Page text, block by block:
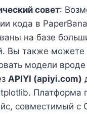
совет:
кода в
на базе
Вы также можете
модели
APIYI (apiyi.com)
Платформа
совместимый с